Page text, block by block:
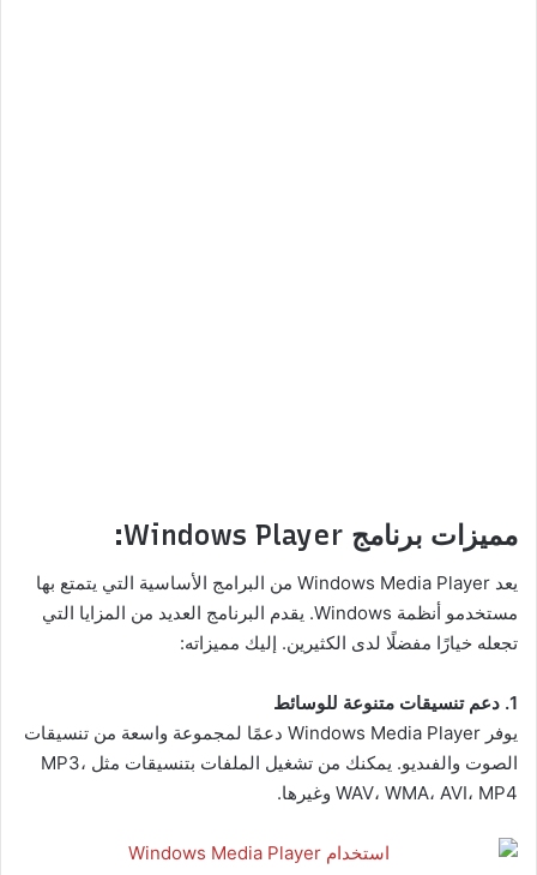
مميزات برنامج Windows Player:
يعد Windows Media Player من البرامج الأساسية التي يتمتع بها
مستخدمو أنظمة Windows. يقدم البرنامج العديد من المزايا التي
تجعله خيارًا مفضلًا لدى الكثيرين. إليك مميزاته:
1. دعم تنسيقات متنوعة للوسائط
يوفر Windows Media Player دعمًا لمجموعة واسعة من تنسيقات
الصوت والفىديو. يمكنك من تشغيل الملفات بتنسيقات مثل MP3،
WAV، WMA، AVI، MP4 وغيرها.